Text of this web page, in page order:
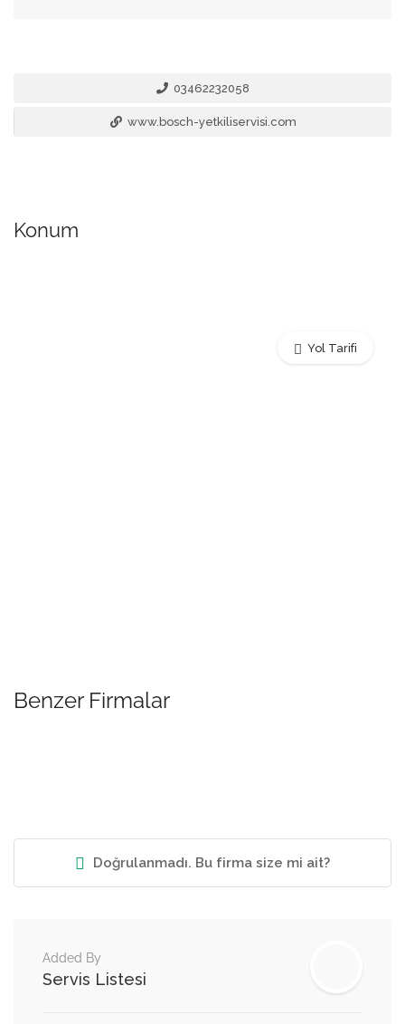
03462232058
www.bosch-yetkiliservisi.com
Konum
Yol Tarifi
Benzer Firmalar
Doğrulanmadı. Bu firma size mi ait?
Added By
Servis Listesi